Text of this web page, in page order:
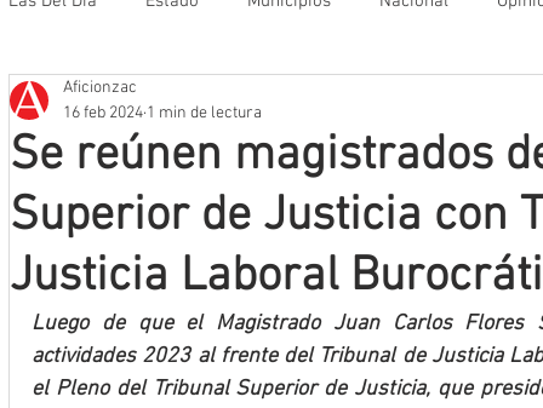
Que no se olvide
Mineros LNBP
Se reúnen magistrados
Superior de Justicia con
Justicia Laboral
Aficionzac
16 feb 2024 1 min de lectura
Luego de que el Magistrado Juan Carlos Flores
actividades 2023 al frente del Tribunal de Justicia
el Pleno del Tribunal Superior de Justicia, que